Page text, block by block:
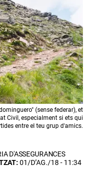
(sense federar), et
Civil, especialment si ets qui
entre el teu grup d'amics.
D'ASSEGURANCES
01/D’AG./18 - 11:34